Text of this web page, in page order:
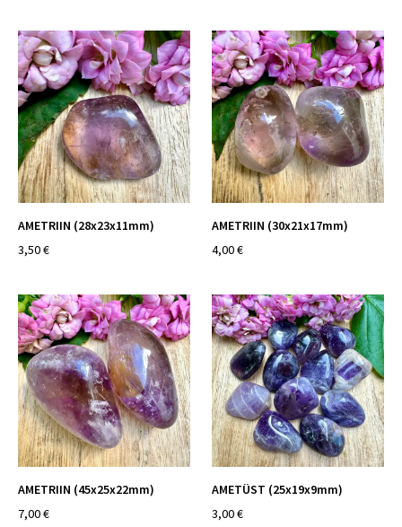
AMETRIIN (28x23x11mm)
3,50 €
AMETRIIN (30x21x17mm)
4,00 €
AMETRIIN (45x25x22mm)
7,00 €
AMETÜST (25x19x9mm)
3,00 €